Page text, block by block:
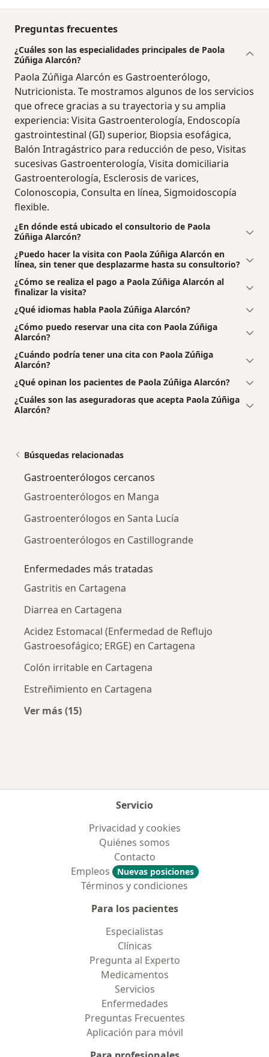
Preguntas frecuentes
¿Cuáles son las especialidades principales de Paola
Zúñiga Alarcón?
Paola Zúñiga Alarcón es Gastroenterólogo,
Nutricionista. Te mostramos algunos de los servicios
que ofrece gracias a su trayectoria y su amplia
experiencia: Visita Gastroenterología, Endoscopía
gastrointestinal (GI) superior, Biopsia esofágica,
Balón Intragástrico para reducción de peso, Visitas
sucesivas Gastroenterología, Visita domiciliaria
Gastroenterología, Esclerosis de varices,
Colonoscopia, Consulta en línea, Sigmoidoscopía
flexible.
¿En dónde está ubicado el consultorio de Paola
Zúñiga Alarcón?
¿Puedo hacer la visita con Paola Zúñiga Alarcón en
línea, sin tener que desplazarme hasta su consultorio?
¿Cómo se realiza el pago a Paola Zúñiga Alarcón al
finalizar la visita?
¿Qué idiomas habla Paola Zúñiga Alarcón?
¿Cómo puedo reservar una cita con Paola Zúñiga
Alarcón?
¿Cuándo podría tener una cita con Paola Zúñiga
Alarcón?
¿Qué opinan los pacientes de Paola Zúñiga Alarcón?
¿Cuáles son las aseguradoras que acepta Paola Zúñiga
Alarcón?
Búsquedas relacionadas
Gastroenterólogos cercanos
Gastroenterólogos en Manga
Gastroenterólogos en Santa Lucía
Gastroenterólogos en Castillogrande
Enfermedades más tratadas
Gastritis en Cartagena
Diarrea en Cartagena
Acidez Estomacal (Enfermedad de Reflujo
Gastroesofágico; ERGE) en Cartagena
Colón irritable en Cartagena
Estreñimiento en Cartagena
Ver más (15)
Servicio
Privacidad y cookies
Quiénes somos
Contacto
Empleos
Nuevas posiciones
Términos y condiciones
Para los pacientes
Especialistas
Clínicas
Pregunta al Experto
Medicamentos
Servicios
Enfermedades
Preguntas Frecuentes
Aplicación para móvil